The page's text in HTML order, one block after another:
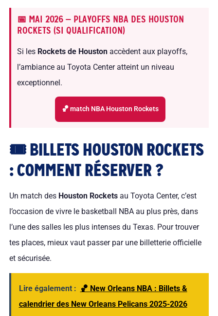
📅 MAI 2026 — PLAYOFFS NBA DES HOUSTON
ROCKETS (SI QUALIFICATION)
Si les Rockets de Houstonaccèdent aux playoffs,
l’ambiance au Toyota Center atteint un niveau
exceptionnel.
🏀 match NBA Houston Rockets
🎟 BILLETS HOUSTON ROCKETS
: COMMENT RÉSERVER ?
Un match des Houston Rocketsau Toyota Center, c’est
l’occasion de vivre le basketball NBA au plus près, dans
l’une des salles les plus intenses du Texas. Pour trouver
tes places, mieux vaut passer par une billetterie officielle
et sécurisée.
Lire également : 🏀 New Orleans NBA : Billets &
calendrier des New Orleans Pelicans 2025-2026